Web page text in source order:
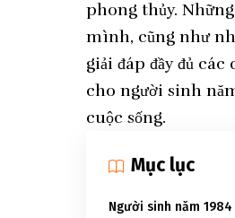
phong thủy.
mình, cũng như
giải đáp đầy đủ
cho người sinh
cuộc sống.
Mục lục
Người sinh năm